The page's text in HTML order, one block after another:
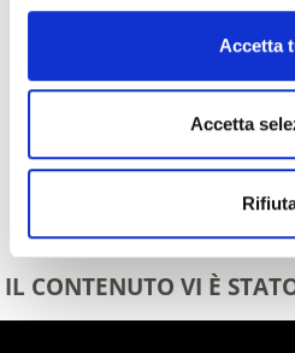
Accetta
Accetta
IL CONTENUTO VI È